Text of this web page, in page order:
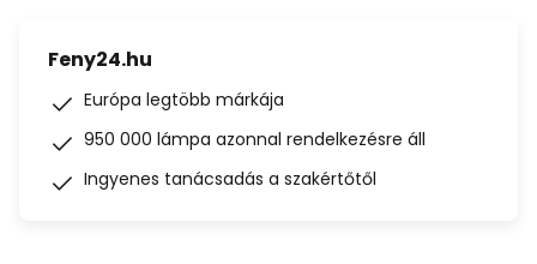
Feny24.hu
Európa legtöbb márkája
950 000 lámpa azonnal rendelkezésre áll
Ingyenes tanácsadás a szakértőtől